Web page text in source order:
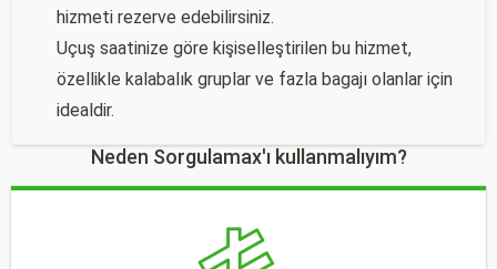
hizmeti rezerve edebilirsiniz.
Uçuş saatinize göre kişiselleştirilen bu hizmet,
özellikle kalabalık gruplar ve fazla bagajı olanlar için
idealdir.
Neden Sorgulamax'ı kullanmalıyım?